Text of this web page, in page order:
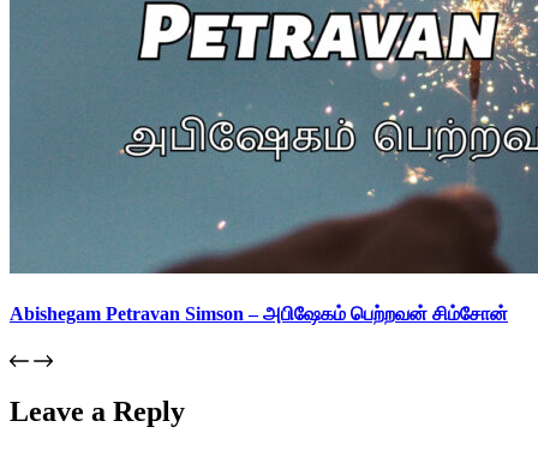
Abishegam Petravan Simson – அபிஷேகம் பெற்றவன் சிம்சோன்
Leave a Reply